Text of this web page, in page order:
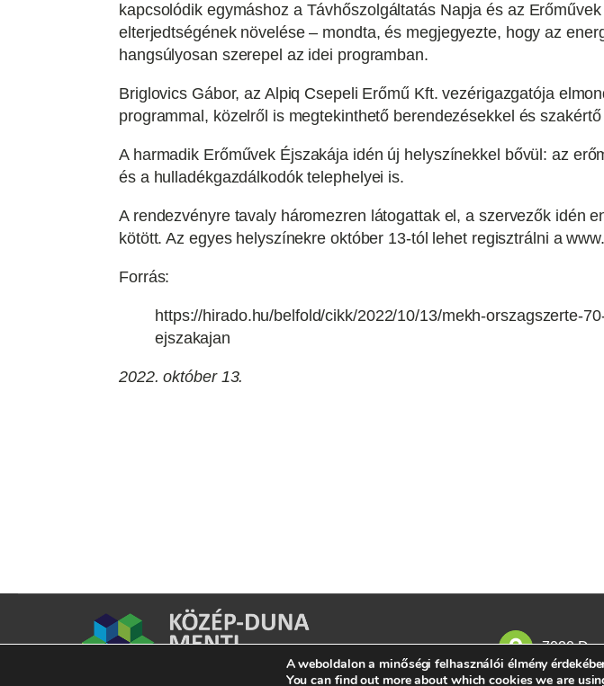
kapcsolódik egymáshoz a Távhőszolgáltatás Napja és az
elterjedtségének növelése – mondta, és megjegyezte, hogy az
hangsúlyosan szerepel az idei programban.
Briglovics Gábor, az Alpiq Csepeli Erőmű Kft. vezérigazgatója
programmal, közelről is megtekinthető berendezésekkel és
A harmadik Erőművek Éjszakája idén új helyszínekkel bővül: az
és a hulladékgazdálkodók telephelyei is.
A rendezvényre tavaly háromezren látogattak el, a szervezők idén
kötött. Az egyes helyszínekre október 13-tól lehet regisztrálni a
Forrás:
https://hirado.hu/belfold/cikk/2022/10/13/mekh-orszagszerte-
ejszakajan
2022. október 13.
7020
A weboldalon a minőségi felhasználói élmény
You can find out more about which cookies we are